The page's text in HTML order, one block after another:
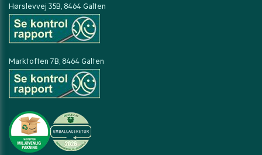
Hørslevvej 35B, 8464 Galten
Marktoften 7B, 8464 Galten